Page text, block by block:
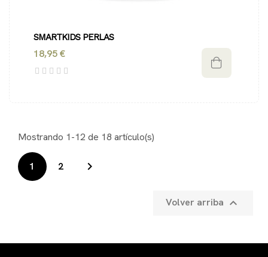
SMARTKIDS PERLAS
18,95 €
Mostrando 1-12 de 18 artículo(s)
1 2 
Volver arriba 